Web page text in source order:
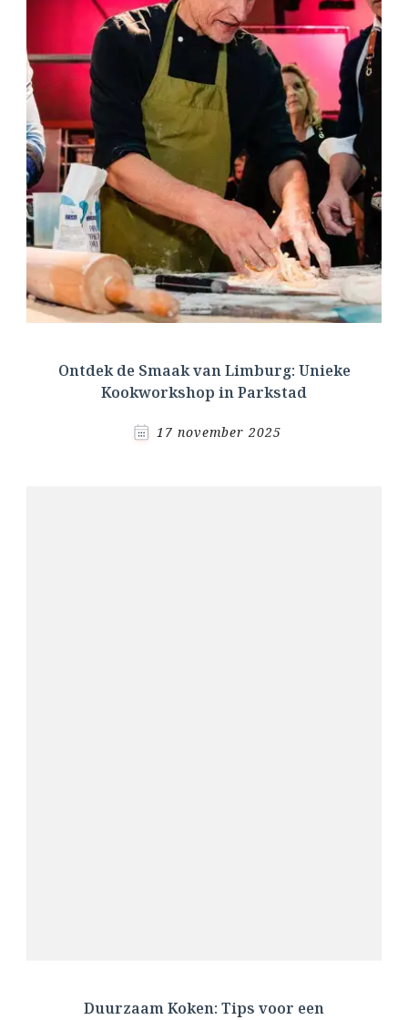
Ontdek de Smaak van Limburg: Unieke
Kookworkshop in Parkstad
17 november 2025
Duurzaam Koken: Tips voor een